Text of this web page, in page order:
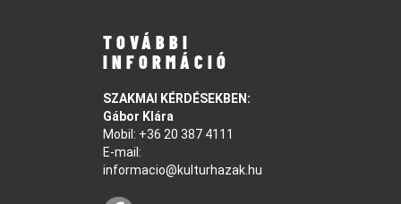
TOVÁBBI
INFORMÁCIÓ
SZAKMAI KÉRDÉSEKBEN:
Gábor Klára
Mobil: +36 20 387 4111
E-mail:
informacio@kulturhazak.hu